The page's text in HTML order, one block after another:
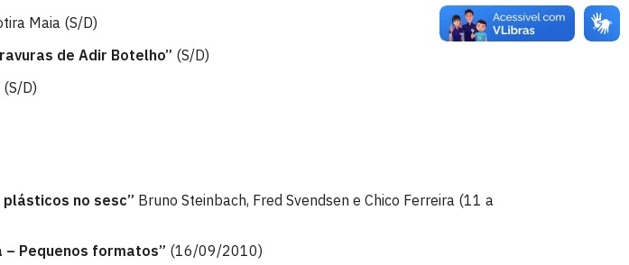
Maia (S/D)
de Adir Botelho” (S/D)
(S/D)
no sesc” Bruno Steinbach, Fred Svendsen e Chico Ferreira (11 a
– Pequenos formatos” (16/09/2010)